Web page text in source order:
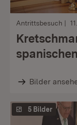
Antrittsbesuch
Bilder
5 Bilder